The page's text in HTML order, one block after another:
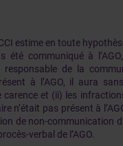
estime en toute
communiqué à
de la
à l’AGO, il aura
et (ii) les
n’était pas présent à
de non-communication
verbal de l’AGO.